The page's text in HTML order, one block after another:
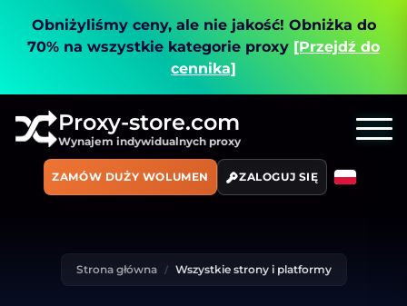
Obniżyliśmy ceny, ale nie jakość! Obniżka do
70% na wszystkie kategorie proxy [Przejdź do
cennika]
Proxy-store.com
Wynajem indywidualnych proxy
ZAMÓW DUŻY WOLUMEN ZALOGUJ SIĘ
Strona główna Wszystkie strony i platformy